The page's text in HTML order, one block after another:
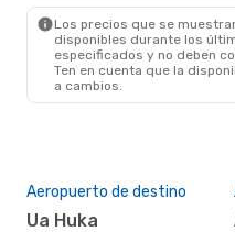
Los precios que se
disponibles durante los
especificados y no deben
Ten en cuenta que la
a cambios.
Aeropuerto de destino
Ua Huka